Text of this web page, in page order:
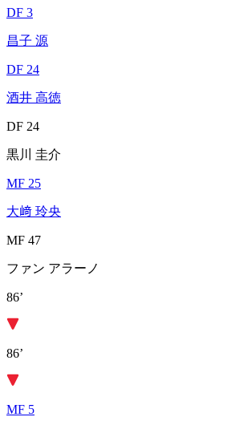
DF 3
昌子 源
DF 24
酒井 高徳
DF 24
黒川 圭介
MF 25
大﨑 玲央
MF 47
ファン アラーノ
86’
86’
MF 5